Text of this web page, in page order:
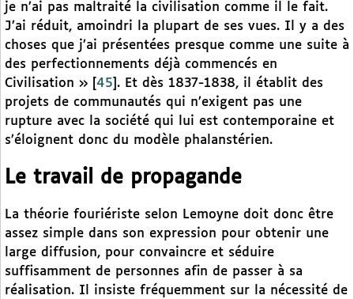
je n’ai pas maltraité la civilisation comme il le fait.
J’ai réduit, amoindri la plupart de ses vues. Il y a des
choses que j’ai présentées presque comme une suite à
des perfectionnements déjà commencés en
Civilisation »
45 . Et dès 1837-1838, il établit des
projets de communautés qui n’exigent pas une
rupture avec la société qui lui est contemporaine et
s’éloignent donc du modèle phalanstérien.
Le travail de propagande
La théorie fouriériste selon Lemoyne doit donc être
assez simple dans son expression pour obtenir une
large diffusion, pour convaincre et séduire
suffisamment de personnes afin de passer à sa
réalisation. Il insiste fréquemment sur la nécessité de